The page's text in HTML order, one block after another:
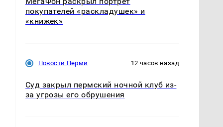
покупателей «раскладушек» и
«книжек»
Новости Перми 12 часов назад
Суд закрыл пермский ночной клуб из-
за угрозы его обрушения